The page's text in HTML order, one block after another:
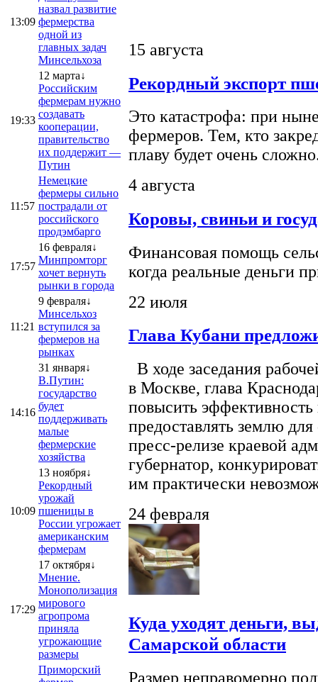
13:09
назвал развитие
фермерства
одной из
главных задач
Минсельхоза
19:33
12 марта↓
Российским
фермерам нужно
создавать
кооперации,
правительство
их поддержит —
Путин
11:57
Немецкие
фермеры сильно
пострадали от
российского
продэмбарго
17:57
16 февраля↓
Минпромторг
хочет вернуть
рынки в города
11:21
9 февраля↓
Минсельхоз
вступился за
фермеров на
рынках
14:16
31 января↓
В.Путин:
государство
будет
поддерживать
малые
фермерские
хозяйства
10:09
13 ноября↓
Рекордный
урожай
пшеницы в
России угрожает
американским
фермерам
17:29
17 октября↓
Мнение.
Монополизация
мирового
агропрома
приняла
угрожающие
размеры
Приморский
15 августа
Рекордный экспорт
Это катастрофа: при
фермеров. Тем, кто
плаву будет очень
4 августа
Коровы, свиньи и
Финансовая помощь
когда реальные деньги
22 июля
Глава Кубани
В ходе заседания
в Москве, глава
повысить эффективность
предоставлять землю
пресс-релизе краевой
губернатор,
им практически
24 февраля
Куда уходят деньги,
Самарской области
Размер неправомерно